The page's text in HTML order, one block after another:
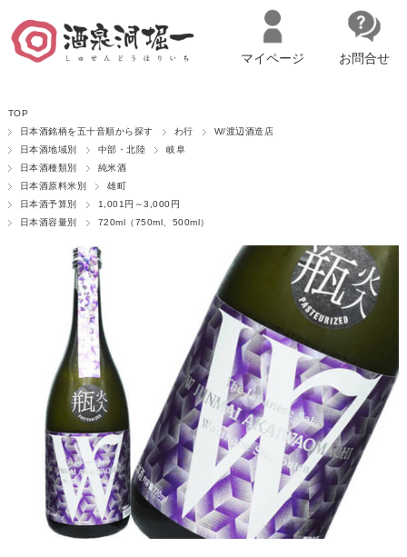
マイページへログイン
マイページ お問合せ
TOP
日本酒銘柄を五十音順から探す
わ行
W/渡辺酒造店
日本酒地域別
中部・北陸
岐阜
日本酒種類別
純米酒
日本酒原料米別
雄町
日本酒予算別
1,001円～3,000円
日本酒容量別
720ml（750ml、500ml）